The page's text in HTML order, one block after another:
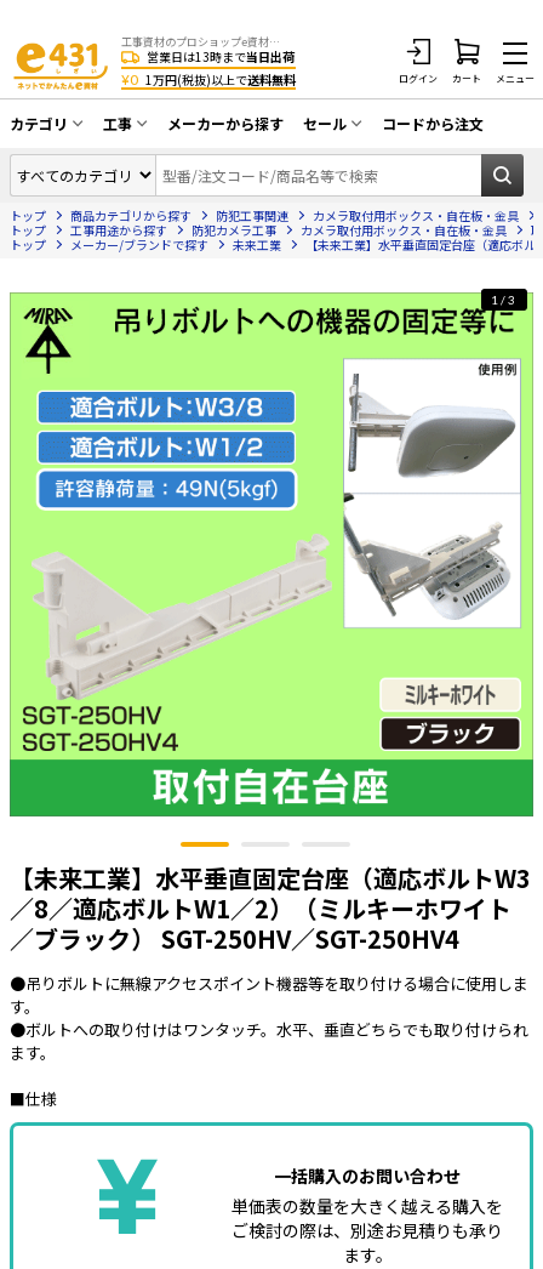
工事資材のプロショップe資材 CATV・アンテナ・防犯・光・LAN・電気・空調工事など
営業日は13時まで当日出荷
¥0 1万円(税抜)以上で送料無料 ログイン カート メニュー
カテゴリ
同軸ケーブル／テレビ用接栓／関連工具
アンテナ・取付金具・ブースター／CATV
部材類
防犯工事関連
HDMIケーブル・周辺機器／RCAケーブル
電話線／コネクタ／アダプタ
光ファイバー・融着接続機関連
LANケーブル・コネクタ・関連資材/機器
エアコン・換気扇・空調資材
太陽光発電ケーブル・コネクタ・関連資
材/機器
電源ケーブル／コネクタ／分電盤／ブレ
ーカ
照明・照明器具
電源タップ・延長コード
スイッチ・コンセント（配線器具）
ボックス・ビニル電線管付属品・引き込
みカバー
工具関連
EV充電設備工事関連
感染症関連
e431オリジナル
暑さ対策
販売終了品
工事
CATV・アンテナ工事
光工事・FTTH工事
防犯カメラ工事
電話工事
電気配管工事
EV充電設備工事
太陽光発電工事
ホテル・病院向け
メーカーから探す セール
在庫一掃セール
コードから注文
トップ 商品カテゴリから探す 防犯工事関連
カメラ取付用ボックス・自在板・金具
トップ
工事用途から探す 防犯カメラ工事 カメラ取付用ボックス・自在板・金具
トップ
メーカー/ブランドで探す 未来工業 【未来工業】水平垂直固定台座（適応ボ
【未来工業】水平垂直固定台座（適応ボルトW3
／8／適応ボルトW1／2）（ミルキーホワイト
／ブラック） SGT-250HV／SGT-250HV4
1/3
●吊りボルトに無線アクセスポイント機器等を取り付ける場合に使用しま
す。
●ボルトへの取り付けはワンタッチ。水平、垂直どちらでも取り付けられ
ます。
■仕様
一括購入のお問い合わせ
単価表の数量を大きく越える購入を
ご検討の際は、別途お見積りも承り
ます。